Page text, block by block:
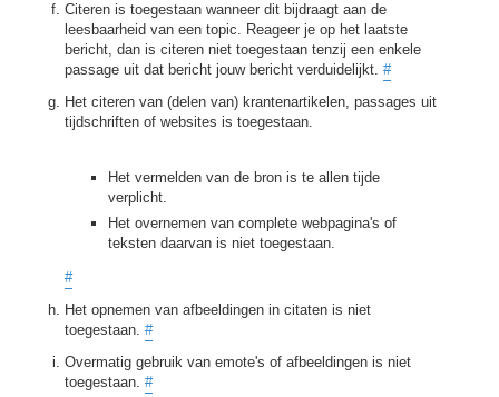
Citeren is toegestaan wanneer dit bijdraagt aan de
leesbaarheid van een topic. Reageer je op het laatste
bericht, dan is citeren niet toegestaan tenzij een enkele
passage uit dat bericht jouw bericht verduidelijkt. #
Het citeren van (delen van) krantenartikelen, passages uit
tijdschriften of websites is toegestaan.
Het vermelden van de bron is te allen tijde
verplicht.
Het overnemen van complete webpagina's of
teksten daarvan is niet toegestaan.
#
Het opnemen van afbeeldingen in citaten is niet
toegestaan. #
Overmatig gebruik van emote's of afbeeldingen is niet
toegestaan. #